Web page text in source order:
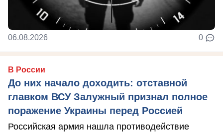
06.08.2026 0
В России
До них начало доходить: отставной
главком ВСУ Залужный признал полное
поражение Украины перед Россией
Российская армия нашла противодействие